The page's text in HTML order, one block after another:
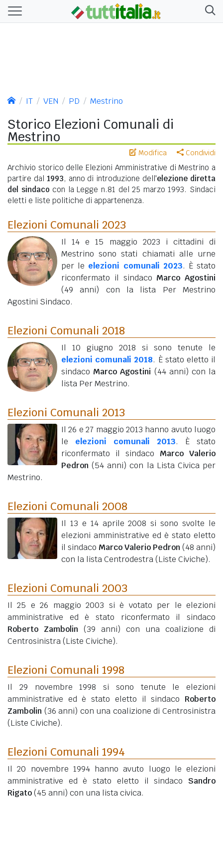
IT VEN PD Mestrino
Storico Elezioni Comunali di
Mestrino
Modifica Condividi
Archivio storico delle Elezioni Amministrative di Mestrino a
partire dal 1993, anno di introduzione dell'elezione diretta
del sindaco con la Legge n.81 del 25 marzo 1993. Sindaci
eletti e liste politiche di appartenenza.
Elezioni Comunali 2023
Il 14 e 15 maggio 2023 i cittadini di
Mestrino sono stati chiamati alle urne
per le elezioni comunali 2023. È stato
riconfermato il sindaco Marco Agostini
(49 anni) con la lista Per Mestrino
Agostini Sindaco.
Elezioni Comunali 2018
Il 10 giugno 2018 si sono tenute le
elezioni comunali 2018. È stato eletto il
sindaco Marco Agostini (44 anni) con la
lista Per Mestrino.
Elezioni Comunali 2013
Il 26 e 27 maggio 2013 hanno avuto luogo
le elezioni comunali 2013. È stato
riconfermato il sindaco Marco Valerio
Pedron (54 anni) con la Lista Civica per
Mestrino.
Elezioni Comunali 2008
Il 13 e 14 aprile 2008 si sono svolte le
elezioni amministrative ed è stato eletto
il sindaco Marco Valerio Pedron(48 anni)
con la lista Centrodestra (Liste Civiche).
Elezioni Comunali 2003
Il 25 e 26 maggio 2003 si è votato per le elezioni
amministrative ed è stato riconfermato il sindaco
Roberto Zambolin (39 anni) con una coalizione di
Centrosinistra (Liste Civiche).
Elezioni Comunali 1998
Il 29 novembre 1998 si sono tenute le elezioni
amministrative ed è stato eletto il sindaco Roberto
Zambolin (36 anni) con una coalizione di Centrosinistra
(Liste Civiche).
Elezioni Comunali 1994
Il 20 novembre 1994 hanno avuto luogo le elezioni
amministrative ed è stato eletto il sindaco Sandro
Rigato(45 anni) con una lista civica.